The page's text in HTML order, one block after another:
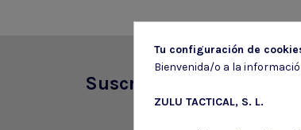
Suscríbete a nuestro
Tu configuración de
Bienvenida/o a la
ZULU TACTICAL, S. L.